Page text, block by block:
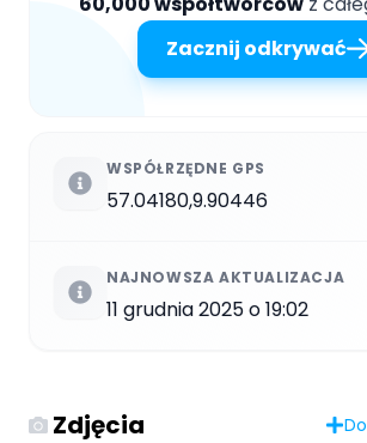
Zacznij odkrywać
WSPÓŁRZĘDNE GPS
57.04180,9.90446
NAJNOWSZA AKTUALIZACJA
11 grudnia 2025 o 19:02
Zdjęcia